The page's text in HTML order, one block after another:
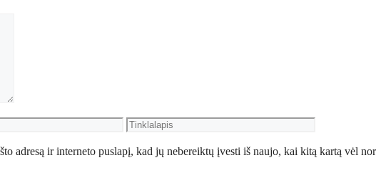
Tinklalapis
adresą ir interneto puslapį, kad jų nebereiktų įvesti iš naujo, kai kitą kartą vėl